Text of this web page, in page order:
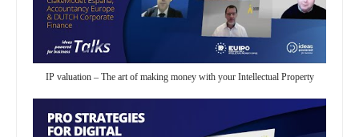
IP valuation – The art of making money with your Intellectual Property